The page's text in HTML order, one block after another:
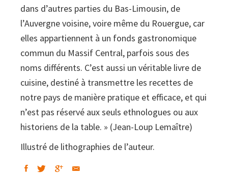
dans d’autres parties du Bas-Limousin, de
l’Auvergne voisine, voire même du Rouergue, car
elles appartiennent à un fonds gastronomique
commun du Massif Central, parfois sous des
noms différents. C’est aussi un véritable livre de
cuisine, destiné à transmettre les recettes de
notre pays de manière pratique et efficace, et qui
n’est pas réservé aux seuls ethnologues ou aux
historiens de la table. » (Jean-Loup Lemaître)
Illustré de lithographies de l’auteur.